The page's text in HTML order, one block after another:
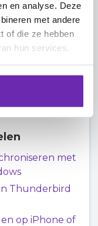
en analyse. Deze
met andere
of die ze hebben
hun services.
het begin
met
Thunderbird
op iPhone of